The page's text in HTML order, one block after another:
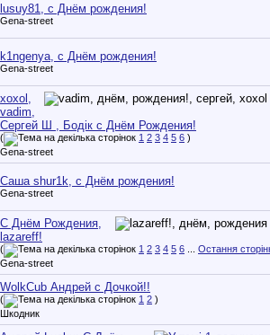
lusuy81, с Днём рождения!
Gena-street
k1ngenya, с Днём рождения!
Gena-street
хохоl,
vadim,
Сергей Ш , Бодік с Днём Рождения!
( 1 2 3 4 5 6 )
Gena-street
Саша shur1k, с Днём рождения!
Gena-street
С Днём Рождения,
lazareff!
( 1 2 3 4 5 6
Остання
Gena-street
WolkCub Андрей с Дочкой!!
( 1 2 )
Шкодник